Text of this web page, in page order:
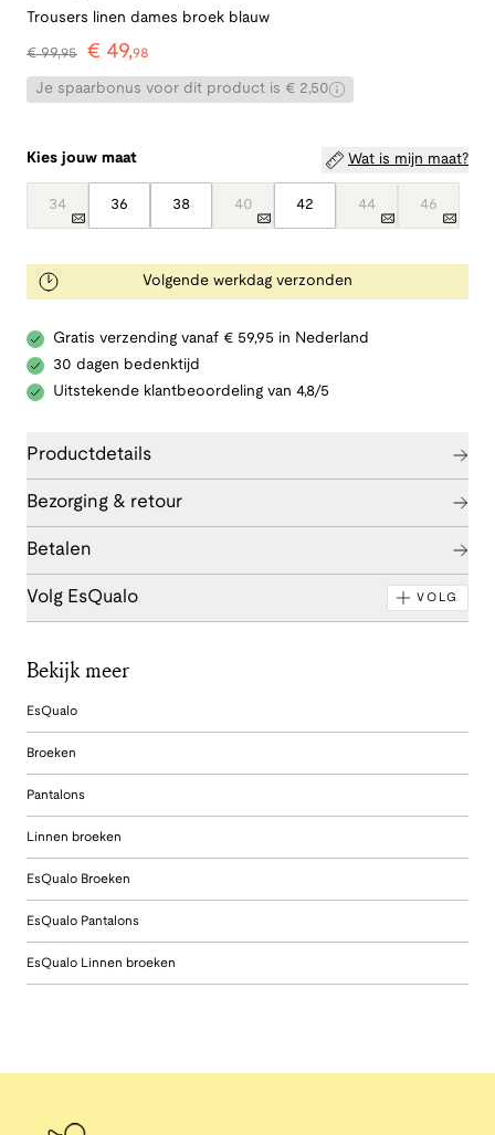
Trousers linen dames broek blauw
€99,95 € 49,98
Je spaarbonus voor dit product is € 2,50
Kies jouw maat Wat is mijn maat?
34 36 38 40 42 44 46
Volgende werkdag verzonden
Gratis verzending vanaf € 59,95 in Nederland
30 dagen bedenktijd
Uitstekende klantbeoordeling van 4,8/5
Productdetails
Bezorging & retour
Betalen
Volg EsQualo VOLG
Bekijk meer
EsQualo
Broeken
Pantalons
Linnen broeken
EsQualo Broeken
EsQualo Pantalons
EsQualo Linnen broeken